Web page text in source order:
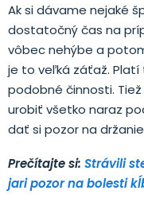
Ak si dávame nejaké
dostatočný čas na
vôbec nehýbe a
je to veľká záťaž.
podobné činnosti.
urobiť všetko naraz
dať si pozor na
Prečítajte si: Strávili
jari pozor na bolesti